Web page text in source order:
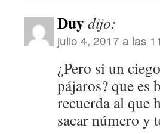
Duydijo:
julio 4, 2017 a las
¿Pero si un
pájaros? que es
recuerda al que
sacar número y